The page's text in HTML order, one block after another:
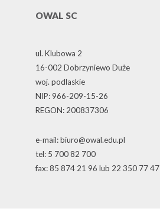
OWAL SC
ul. Klubowa 2
16-002 Dobrzyniewo Duże
woj. podlaskie
NIP: 966-209-15-26
REGON: 200837306
e-mail: biuro@owal.edu.pl
tel: 5 700 82 700
fax: 85 874 21 96 lub 22 350 77 47